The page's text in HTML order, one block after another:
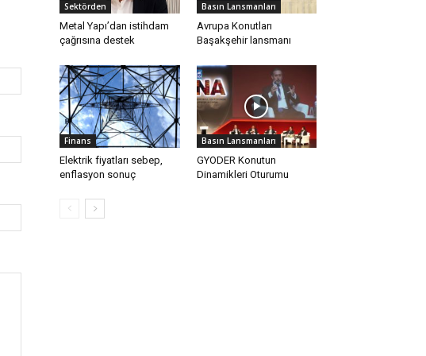
Sektörden
Metal Yapı’dan istihdam
çağrısına destek
Basın Lansmanları
Avrupa Konutları
Başakşehir lansmanı
Finans
Elektrik fiyatları sebep,
enflasyon sonuç
Basın Lansmanları
GYODER Konutun
Dinamikleri Oturumu